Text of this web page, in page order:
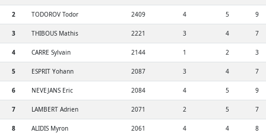
2 TODOROV Todor 2409 4 5 9
3 THIBOUS Mathis 2221 3 4 7
4 CARRE Sylvain 2144 1 2 3
5 ESPRIT Yohann 2087 3 4 7
6 NEVEJANS Eric 2084 4 5 9
7 LAMBERT Adrien 2071 2 5 7
8 ALIDIS Myron 2061 4 4 8